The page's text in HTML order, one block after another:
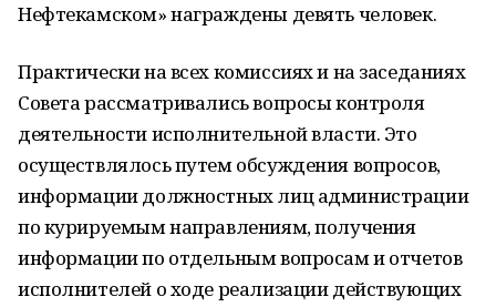
Нефтекамском» награждены девять человек.
Практически на всех комиссиях и на заседаниях
Совета рассматривались вопросы контроля
деятельности исполнительной власти. Это
осуществлялось путем обсуждения вопросов,
информации должностных лиц администрации
по курируемым направлениям, получения
информации по отдельным вопросам и отчетов
исполнителей о ходе реализации действующих